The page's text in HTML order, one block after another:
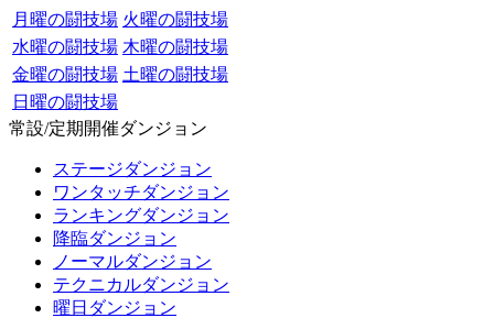
月曜の闘技場 火曜の闘技場
水曜の闘技場 木曜の闘技場
金曜の闘技場 土曜の闘技場
日曜の闘技場
常設/定期開催ダンジョン
ステージダンジョン
ワンタッチダンジョン
ランキングダンジョン
降臨ダンジョン
ノーマルダンジョン
テクニカルダンジョン
曜日ダンジョン